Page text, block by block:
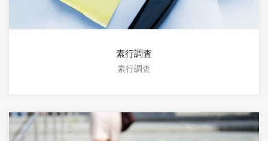
素行調査
素行調査